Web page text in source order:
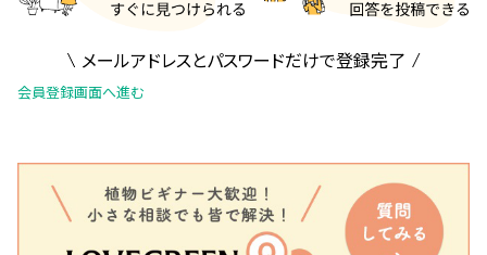
メールアドレスとパスワードだけで登録完了
会員登録画面へ進む